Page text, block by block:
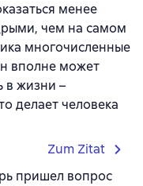
менее
чем на самом
многочисленные
вполне может
в жизни –
делает человека
Zum Zitat
пришел вопрос